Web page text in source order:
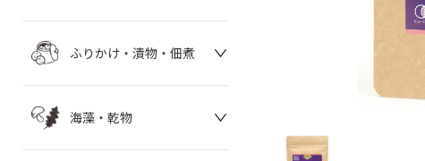
ふりかけ・漬物・佃煮
海藻・乾物